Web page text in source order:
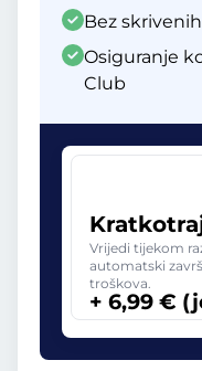
Bez
Osiguranje
Club
Vrijedi tijekom
automatski
troškova.
+ 6,99 €